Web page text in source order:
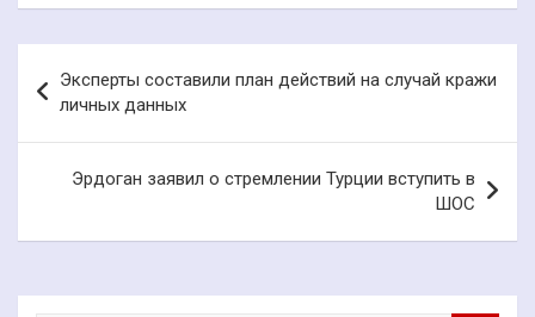
по
записям
Эксперты составили план действий на случай кражи
личных данных
Эрдоган заявил о стремлении Турции вступить в
ШОС